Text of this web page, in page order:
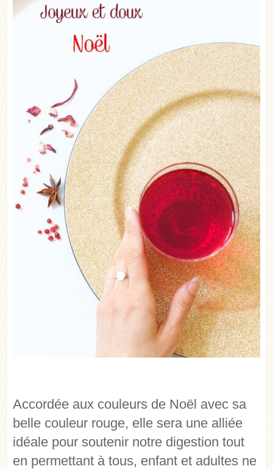
Accordée aux couleurs de Noël avec sa
belle couleur rouge, elle sera une alliée
idéale pour soutenir notre digestion tout
en permettant à tous, enfant et adultes ne